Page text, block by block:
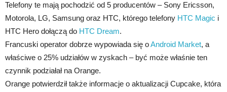
Telefony te mają pochodzić od 5 producentów – Sony Ericsson,
Motorola, LG, Samsung oraz HTC, którego telefony HTC Magic i
HTC Hero dołączą do HTC Dream.
Francuski operator dobrze wypowiada się oAndroid Market, a
właściwe o 25% udziałów w zyskach – być może właśnie ten
czynnik podziałał na Orange.
Orange potwierdził także informacje o aktualizacji Cupcake, która